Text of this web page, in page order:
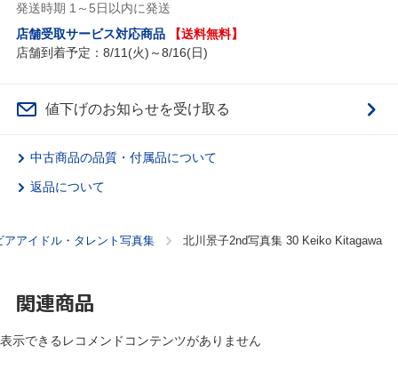
発送時期 1～5日以内に発送
店舗受取サービス対応商品
【送料無料】
店舗到着予定：8/11(火)～8/16(日)
値下げのお知らせを受け取る
中古商品の品質・付属品について
返品について
アアイドル・タレント写真集 北川景子2nd写真集 30 Keiko Kitagawa
関連商品
表示できるレコメンドコンテンツがありません